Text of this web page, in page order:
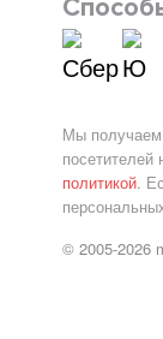
Мы получаем
посетителей
политикой.
© 2005-2026